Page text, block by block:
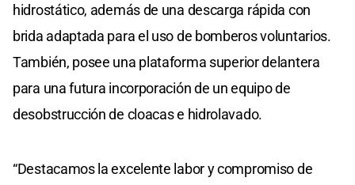
hidrostático, además de una descarga rápida con
brida adaptada para el uso de bomberos voluntarios.
También, posee una plataforma superior delantera
para una futura incorporación de un equipo de
desobstrucción de cloacas e hidrolavado.
“Destacamos la excelente labor y compromiso de